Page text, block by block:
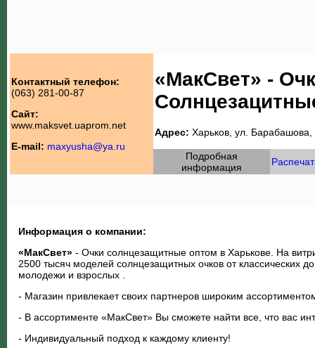
Контактный телефон:
(063) 281-00-87
Сайт:
www.maksvet.uaprom.net
E-mail: maxyusha@ya.ru
«МакСвет» -
Адрес: Харьков, ул.
Подробная
информация
Информация о компании:
«МакСвет» - Очки солнцезащитные оптом в Харькове. На
2500 тысяч моделей солнцезащитных очков от классических
молодежи и взрослых .
- Магазин привлекает своих партнеров широким
- В ассортименте «МакСвет» Вы сможете найти все, что вас
- Индивидуальный подход к каждому клиенту!